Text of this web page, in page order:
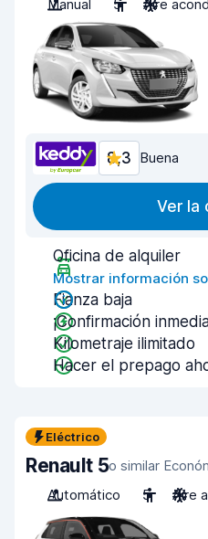
Manual 5 Aire
8,3 Buena
Ver la
Oficina de alquiler
Mostrar información
Fianza baja
¡Confirmación
Kilometraje ilimitado
Hacer el prepago
Eléctrico
Renault 5o similar
Automático
5 Aire